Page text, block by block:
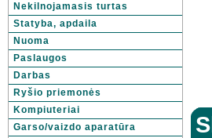
Nekilnojamasis turtas
Statyba, apdaila
Nuoma
Paslaugos
Darbas
Ryšio priemonės
Kompiuteriai
Garso/vaizdo aparatūra